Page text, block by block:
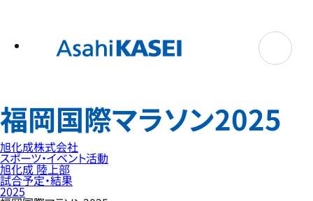
福岡国際マラソン2025
旭化成株式会社
スポーツ・イベント活動
旭化成 陸上部
試合予定・結果
2025